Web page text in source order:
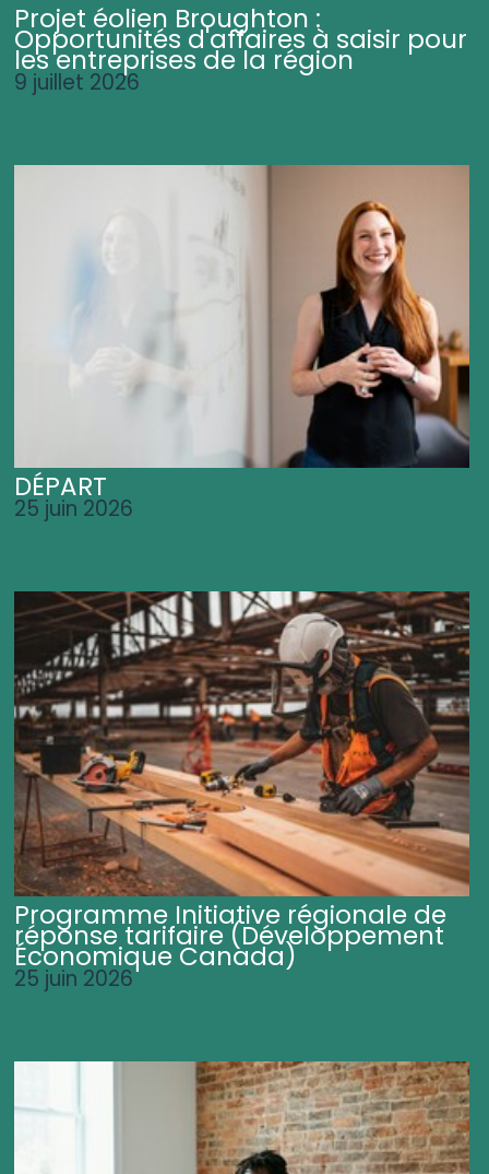
Projet éolien Broughton :
Opportunités d'affaires à saisir pour
les entreprises de la région
9 juillet 2026
DÉPART
25 juin 2026
Programme Initiative régionale de
réponse tarifaire (Développement
Économique Canada)
25 juin 2026